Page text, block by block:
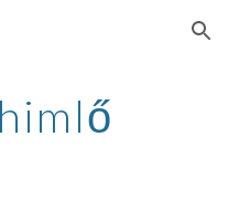
Skip to navigation